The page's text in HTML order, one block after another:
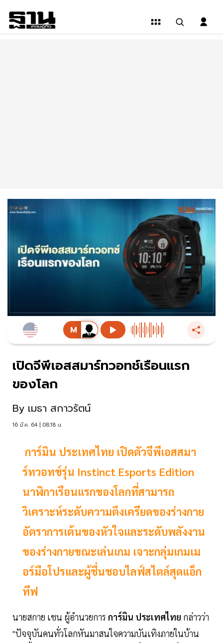
เปิดจีพีเอสสมาร์ทวอทช์เรือนแรก
ของโลก
By เมธา สกาวรัตน์
16 มี.ค. 64 | 08:18 น.
การ์มิน ประเทศไทย เปิดตัวจีพีเอสสมา
ร์ทวอทช์รุ่น Instinct Esports Edition
นาฬิกาเรือนแรกของโลกที่สามารถ
วิเคราะห์ระดับความตึงเครียดของร่างกาย
อัตราการเต้นของหัวใจและระดับพลังงาน
ของร่างกายขณะเล่นเกม เจาะกลุ่มเกมเม
อร์มือโปรและผู้ชื่นชอบไลฟ์สไตล์สุดแอ็ก
ทีฟ
นายสกาย เชน ผู้อำนวยการ การ์มิน ประเทศไทย กล่าวว่า
"ปัจจุบันคนทั่วโลกหันมาสนใจความบันเทิงภายในบ้าน